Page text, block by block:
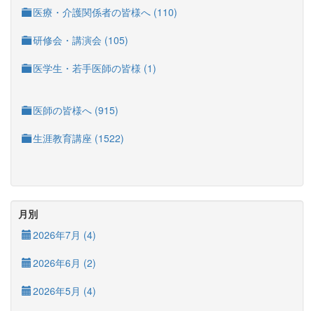
医療・介護関係者の皆様へ (110)
研修会・講演会 (105)
医学生・若手医師の皆様 (1)
医師の皆様へ (915)
生涯教育講座 (1522)
月別
2026年7月 (4)
2026年6月 (2)
2026年5月 (4)